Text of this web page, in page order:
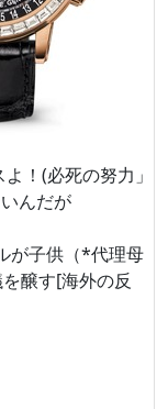
！(必死の努力」
んだが
が子供（*代理母
醸す[海外の反